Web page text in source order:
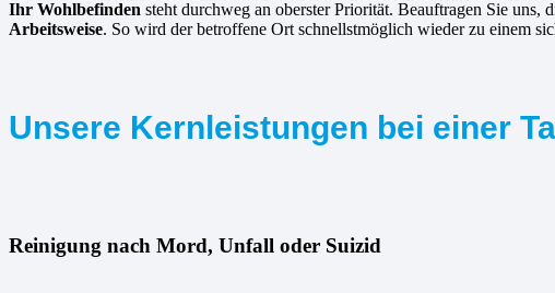
Ihr Wohlbefinden steht durchweg an oberster Priorität. Beauftragen Sie
Arbeitsweise. So wird der betroffene Ort schnellstmöglich wieder zu einem
Unsere Kernleistungen bei einer
Reinigung nach Mord, Unfall oder Suizid